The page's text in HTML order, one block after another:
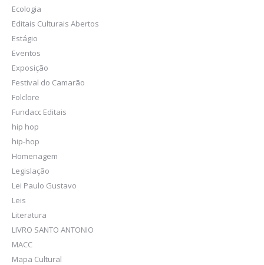
Ecologia
Editais Culturais Abertos
Estágio
Eventos
Exposição
Festival do Camarão
Folclore
Fundacc Editais
hip hop
hip-hop
Homenagem
Legislação
Lei Paulo Gustavo
Leis
Literatura
LIVRO SANTO ANTONIO
MACC
Mapa Cultural